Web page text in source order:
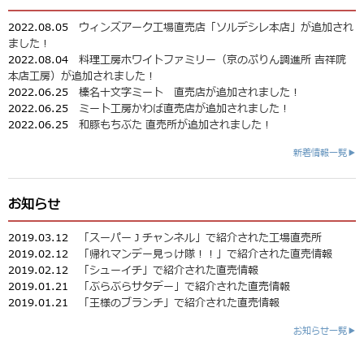
2022.08.05 ウィンズアーク工場直売店「ソルデシレ本店」が追加され
ました！
2022.08.04 料理工房ホワイトファミリー（京のぷりん調進所 吉祥院
本店工房）が追加されました！
2022.06.25 榛名十文字ミート 直売店が追加されました！
2022.06.25 ミート工房かわば直売店が追加されました！
2022.06.25 和豚もちぶた 直売所が追加されました！
新着情報一覧▶
お知らせ
2019.03.12
「スーパーＪチャンネル」で紹介された工場直売所
2019.02.12
「帰れマンデー見っけ隊！！」で紹介された直売情報
2019.02.12
「シューイチ」で紹介された直売情報
2019.01.21
「ぶらぶらサタデー」で紹介された直売情報
2019.01.21
「王様のブランチ」で紹介された直売情報
お知らせ一覧▶